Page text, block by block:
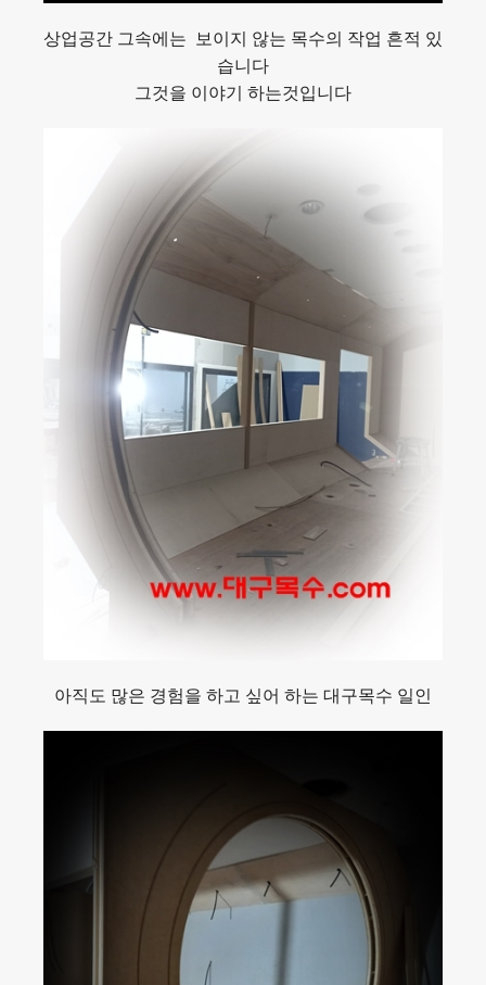
상업공간 그속에는 보이지 않는 목수의 작업 흔적 있
습니다
그것을 이야기 하는것입니다
아직도 많은 경험을 하고 싶어 하는 대구목수 일인